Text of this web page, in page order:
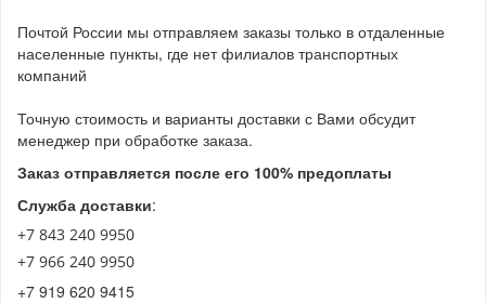
Почтой России мы отправляем заказы только в отдаленные
населенные пункты, где нет филиалов транспортных
компаний
Точную стоимость и варианты доставки с Вами обсудит
менеджер при обработке заказа.
Заказ отправляется после его 100% предоплаты
Служба доставки:
+7 843 240 9950
+7 966 240 9950
+7 919 620 9415